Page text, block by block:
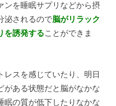
ンを睡眠サプリなどから摂
泌されるので脳がリラック
を誘発することができま
レスを感じていたり、明日
がある状態だと脳がなかな
眠の質が低下したりなかな